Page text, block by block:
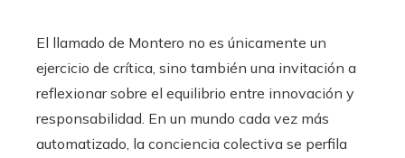
El llamado de Montero no es únicamente un
ejercicio de crítica, sino también una invitación a
reflexionar sobre el equilibrio entre innovación y
responsabilidad. En un mundo cada vez más
automatizado, la conciencia colectiva se perfila